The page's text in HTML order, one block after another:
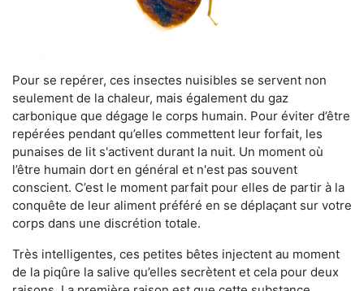
Pour se repérer, ces insectes nuisibles se servent non
seulement de la chaleur, mais également du gaz
carbonique que dégage le corps humain. Pour éviter d’être
repérées pendant qu’elles commettent leur forfait, les
punaises de lit s'activent durant la nuit. Un moment où
l’être humain dort en général et n'est pas souvent
conscient. C’est le moment parfait pour elles de partir à la
conquête de leur aliment préféré en se déplaçant sur votre
corps dans une discrétion totale.
Très intelligentes, ces petites bêtes injectent au moment
de la piqûre la salive qu’elles secrètent et cela pour deux